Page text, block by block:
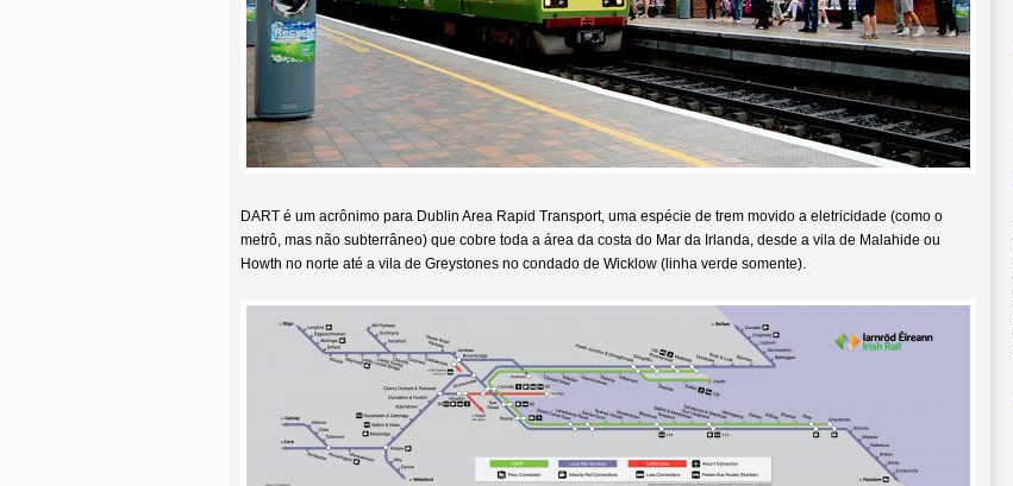
DART é um acrônimo para Dublin Area Rapid Transport, uma espécie de trem movido a eletricidade (como o
metrô, mas não subterrâneo) que cobre toda a área da costa do Mar da Irlanda, desde a vila de Malahide ou
Howth no norte até a vila de Greystones no condado de Wicklow (linha verde somente).